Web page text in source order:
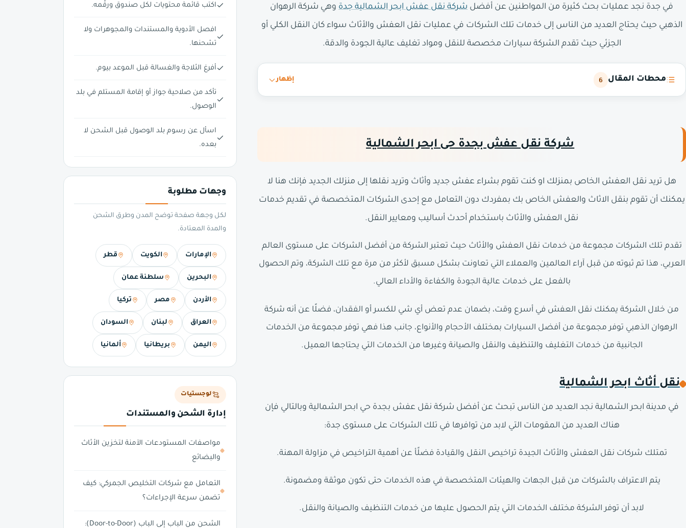
في جدة نجد عمليات بحث كثيرة من المواطنين عن أفضل شركة نقل عفش ابحر الشمالية جدةوهي شركة الرهوان
الذهبي حيث يحتاج العديد من الناس إلى خدمات تلك الشركات في عمليات نقل العفش والأثاث سواء كان النقل الكلي أو
الجزئي حيث تقدم الشركة سيارات مخصصة للنقل ومواد تغليف عالية الجودة والدقة.
محطات المقال 6 إظهار
شركة نقل عفش بجدة حى ابحر الشمالية
هل تريد نقل العفش الخاص بمنزلك او كنت تقوم بشراء عفش جديد وأثاث وتريد نقلها إلى منزلك الجديد فإنك هنا لا
يمكنك أن تقوم بنقل الاثاث والعفش الخاص بك بمفردك دون التعامل مع إحدى الشركات المتخصصة في تقديم خدمات
نقل العفش والأثاث باستخدام أحدث أساليب ومعايير النقل.
تقدم تلك الشركات مجموعة من خدمات نقل العفش والأثاث حيث تعتبر الشركة من أفضل الشركات على مستوى العالم
العربي، هذا تم ثبوته من قبل آراء العالمين والعملاء التي تعاونت بشكل مسبق لأكثر من مرة مع تلك الشركة، وتم الحصول
بالفعل على خدمات عالية الجودة والكفاءة والأداء العالي.
من خلال الشركة يمكنك نقل العفش في أسرع وقت، بضمان عدم تعض أي شي للكسر أو الفقدان، فضلًا عن أنه شركة
الرهوان الذهبي توفر مجموعة من أفضل السيارات بمختلف الأحجام والأنواع، جانب هذا فهي توفر مجموعة من الخدمات
الجانبية من خدمات التغليف والتنظيف والنقل والصيانة وغيرها من الخدمات التي يحتاجها العميل.
نقل أثاث ابحر الشمالية
في مدينة ابحر الشمالية نجد العديد من الناس تبحث عن أفضل شركة نقل عفش بجدة حي ابحر الشمالية وبالتالي فإن
هناك العديد من المقومات التي لابد من توافرها في تلك الشركات على مستوى جدة:
تمتلك شركات نقل العفش والأثاث الجيدة تراخيص النقل والقيادة فضلًأ عن أهمية التراخيص في مزاولة المهنة.
يتم الاعتراف بالشركات من قبل الجهات والهيئات المتخصصة في هذه الخدمات حتى تكون موثقة ومضمونة.
لابد أن توفر الشركة مختلف الخدمات التي يتم الحصول عليها من خدمات التنظيف والصيانة والنقل.
اكتب قائمة محتويات لكل صندوق ورقّمه.
افصل الأدوية والمستندات والمجوهرات ولا
تشحنها.
أفرغ الثلاجة والغسالة قبل الموعد بيوم.
تأكد من صلاحية جواز أو إقامة المستلم في بلد
الوصول.
اسأل عن رسوم بلد الوصول قبل الشحن لا
بعده.
وجهات مطلوبة
لكل وجهة صفحة توضح المدن وطرق الشحن
والمدة المعتادة.
الإمارات الكويت قطر
البحرين سلطنة عمان
الأردن مصر تركيا
العراق لبنان السودان
اليمن بريطانيا ألمانيا
لوجستيات
إدارة الشحن والمستندات
مواصفات المستودعات الآمنة لتخزين الأثاث
والبضائع
التعامل مع شركات التخليص الجمركي: كيف
تضمن سرعة الإجراءات؟
الشحن من الباب إلى الباب (Door-to-Door):